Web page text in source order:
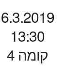
6.3.2019
13:30
קומה 4